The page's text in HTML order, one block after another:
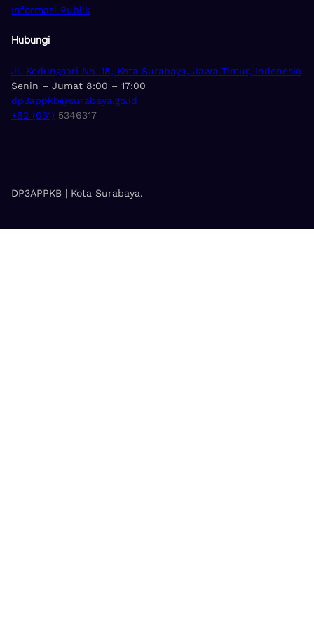
Informasi Publik
Hubungi
Jl. Kedungsari No. 18, Kota Surabaya, Jawa Timur, Indonesia
Senin – Jumat 8:00 – 17:00
dp3appkb@surabaya.go.id
+62 (031) 5346317
DP3APPKB | Kota Surabaya.